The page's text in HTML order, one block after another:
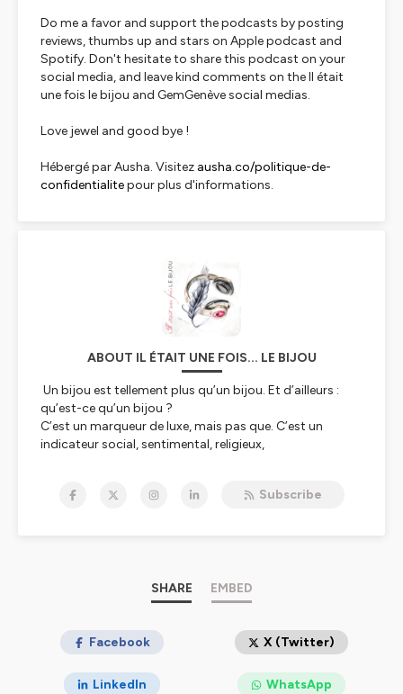
Do me a favor and support the podcasts by posting
reviews, thumbs up and stars on Apple podcast and
Spotify. Don't hesitate to share this podcast on your
social media, and leave kind comments on the Il était
une fois le bijou and GemGenève social medias.
Love jewel and good bye !
Hébergé par Ausha. Visitez ausha.co/politique-de-
confidentialitepour plus d'informations.
ABOUT IL ÉTAIT UNE FOIS... LE BIJOU
Un bijou est tellement plus qu’un bijou. Et d’ailleurs :
qu’est-ce qu’un bijou ?
C’est un marqueur de luxe, mais pas que. C’est un
indicateur social, sentimental, religieux,
sculpture, une maitrise métallurgique, une excellence
Voilà ce que souhaite partager avec vous. Alors "Il était
une fois le bijou" est le seul podcast thématique de la
émissions les chemins inusités du bijou.
mots et passionnée du bijou. J'émets chaque
Subscribe
SHARE EMBED
Facebook X (Twitter)
LinkedIn WhatsApp